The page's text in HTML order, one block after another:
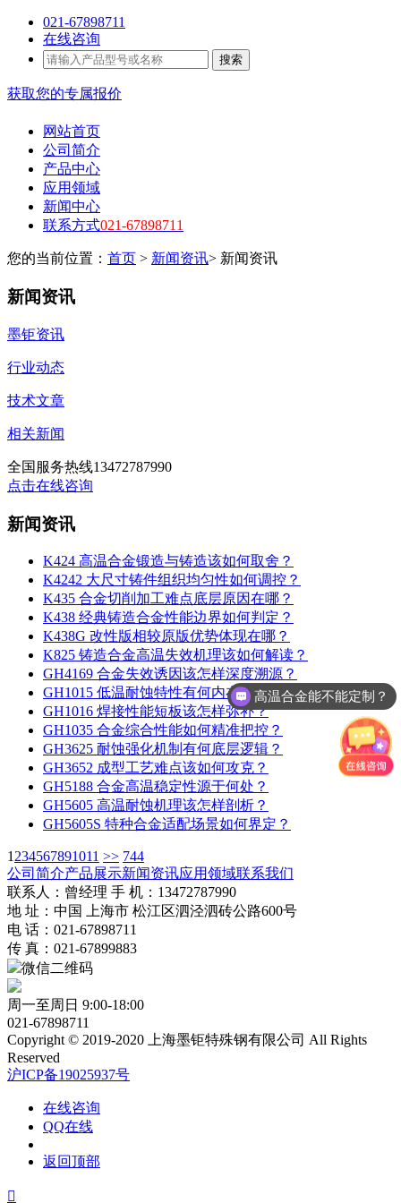
021-67898711
在线咨询
搜索
获取您的专属报价
网站首页
公司简介
产品中心
应用领域
新闻中心
联系方式021-67898711
您的当前位置： 首页 > 新闻资讯> 新闻资讯
新闻资讯
墨钜资讯
行业动态
技术文章
相关新闻
全国服务热线13472787990
点击在线咨询
新闻资讯
K424 高温合金锻造与铸造该如何取舍？
K4242 大尺寸铸件组织均匀性如何调控？
K435 合金切削加工难点底层原因在哪？
K438 经典铸造合金性能边界如何判定？
K438G 改性版相较原版优势体现在哪？
K825 铸造合金高温失效机理该如何解读？
GH4169 合金失效诱因该怎样深度溯源？
GH1015 低温耐蚀特性有何内在规律？
GH1016 焊接性能短板该怎样弥补？
GH1035 合金综合性能如何精准把控？
GH3625 耐蚀强化机制有何底层逻辑？
GH3652 成型工艺难点该如何攻克？
GH5188 合金高温稳定性源于何处？
GH5605 高温耐蚀机理该怎样剖析？
GH5605S 特种合金适配场景如何界定？
1 234567891011 >> 744
公司简介产品展示新闻资讯应用领域联系我们
联系人：曾经理 手 机：13472787990
地 址：中国 上海市 松江区泗泾泗砖公路600号
电 话：021-67898711
传 真：021-67899883
微信二维码
周一至周日 9:00-18:00
021-67898711
Copyright © 2019-2020 上海墨钜特殊钢有限公司 All Rights
Reserved
沪ICP备19025937号
在线咨询
QQ在线
返回顶部

高温合金能不能定制？